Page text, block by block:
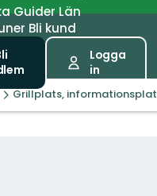
GuiderLän
Bli kund
Logga
in
Grillplats,